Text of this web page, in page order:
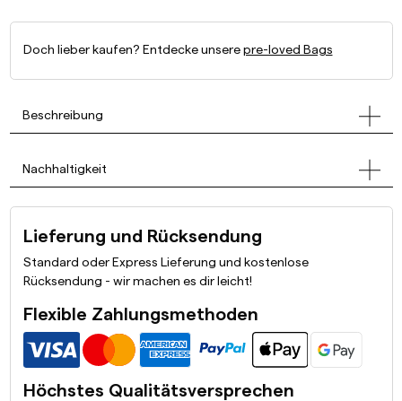
Doch lieber kaufen? Entdecke unsere pre-loved Bags
Beschreibung
Nachhaltigkeit
Lieferung und Rücksendung
Standard oder Express Lieferung und kostenlose
Rücksendung - wir machen es dir leicht!
Flexible Zahlungsmethoden
Höchstes Qualitätsversprechen